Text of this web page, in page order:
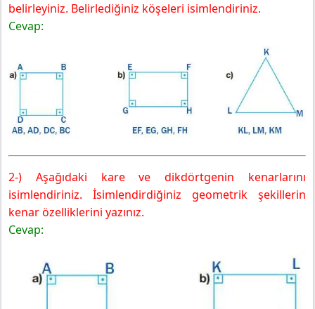
belirleyiniz. Belirlediğiniz köşeleri isimlendiriniz.
Cevap:
2-) Aşağıdaki kare ve dikdörtgenin kenarlarını
isimlendiriniz. İsimlendirdiğiniz geometrik şekillerin
kenar özelliklerini yazınız.
Cevap: